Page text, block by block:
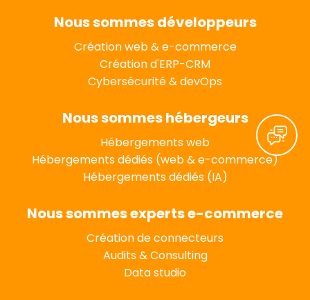
Nous sommes développeurs
Création web & e-commerce
Création d'ERP-CRM
Cybersécurité & devOps
Nous sommes hébergeurs
Hébergements web
Hébergements dédiés (web & e-commerce)
Hébergements dédiés (IA)
Nous sommes experts e-commerce
Création de connecteurs
Audits & Consulting
Data studio